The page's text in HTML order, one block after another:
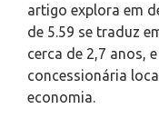
artigo explora em
de 5.59 se traduz
cerca de 2,7 anos,
concessionária
economia.